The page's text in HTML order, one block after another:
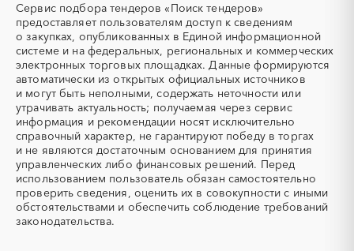
ТЭН
(Теплоэлектронагреватель)
УДС (установки
депарафинизации скважин)
УКПГ
ЯТЭК
Аварийные работы
Авиаперевозка
Авиационные работы
Авиационные работы
вертолетами
Автобус
Автовозы
Автогрейдер
Автозапчасти
Автоматизация
Автомобили
Автомобильные весы
Авторский надзор
Автотранспорт
Автоцистерны пожарные
Адсорбенты
Сервис подбора тендеров «Поиск тендеров»
предоставляет пользователям доступ к сведениям
о закупках, опубликованных в Единой информационной
системе и на федеральных, региональных и коммерческих
электронных торговых площадках. Данные формируются
автоматически из открытых официальных источников
и могут быть неполными, содержать неточности или
утрачивать актуальность; получаемая через сервис
информация и рекомендации носят исключительно
справочный характер, не гарантируют победу в торгах
и не являются достаточным основанием для принятия
управленческих либо финансовых решений. Перед
использованием пользователь обязан самостоятельно
проверить сведения, оценить их в совокупности с иными
обстоятельствами и обеспечить соблюдение требований
законодательства.